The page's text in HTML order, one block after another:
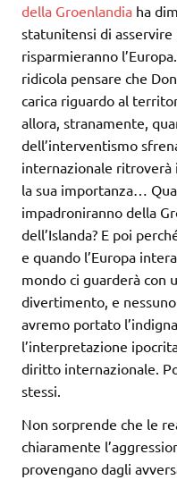
della Groenlandia ha
statunitensi di
risparmieranno
ridicola pensare che
carica riguardo al
allora, stranamente,
dell’interventismo
internazionale
la sua importanza…
impadroniranno della
dell’Islanda? E poi
e quando l’Europa
mondo ci guarderà con
divertimento, e
avremo portato
l’interpretazione
diritto internazionale.
stessi.
Non sorprende che le
chiaramente
provengano dagli